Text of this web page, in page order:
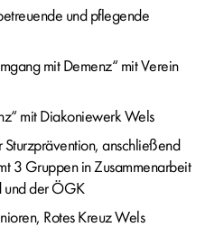
und pflegende
mit Demenz“ mit Verein
mit Diakoniewerk Wels
anschließend
3 Gruppen in Zusammenarbeit
und der ÖGK
Rotes Kreuz Wels